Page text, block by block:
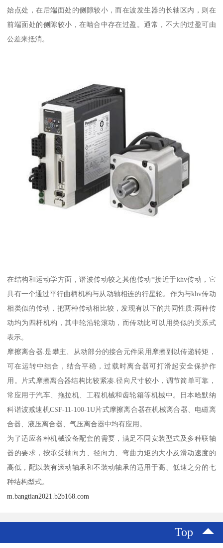
始点处，在后端面处的侧隙较小，而在波发生器的长轴区内，则在
前端面处的侧隙较小，在啮合中存在过盈。通常，不大的过盈可由
公差来抵消。
在结构和运动学方面，谐波传动较之其他传动*接近于khv传动，它
具有一个通过平行曲柄机构与从动轴相连的行星轮。作为与khv传动
相类似的传动，把两种传动相比较，发现有以下的共同性质:两种传
动均为四杆机构，其中轮沿轮滚动，而传动比可以用类似的关系式
表示。
摩擦离合器.是攀主、从动部分的接合元件采用摩擦副以传递转矩，
可在运转中结合，结合平稳，过载时离合器可打滑起安全保护作
用。片式摩擦离合器结构比较紧凑.径向尺寸较小，调节简单可靠，
常应用于汽车、拖拉机、工程机械和齿轮箱等机械中。日本哈默纳
科谐波减速机CSF-11-100-1U片式摩擦离合器在机械离合器、电磁离
合器、液压离合器、气压离合器中均有应用。
为了适应各种机械设备配套的需要，满足不同安装型式及多种联轴
器的要求，按承受轴向力、径向力、弯曲力矩的大小及滑动速度的
高低，配以装有滚动轴承和不装动轴承的适用于高、低速之分的七
种结构型式。
m.bangtian2021.b2b168.com
Top